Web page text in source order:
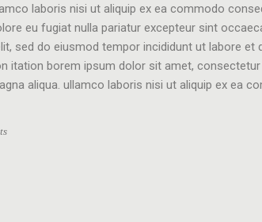
laboris nisi ut aliquip ex ea commodo
eu fugiat nulla pariatur excepteur sint
sed do eiusmod tempor incididunt ut labore et
itation borem ipsum dolor sit amet,
aliqua. ullamco laboris nisi ut aliquip ex ea